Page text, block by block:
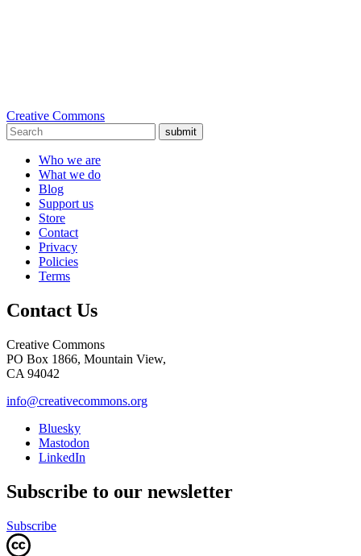
Creative Commons
submit
Who we are
What we do
Blog
Support us
Store
Contact
Privacy
Policies
Terms
Contact Us
Creative Commons
PO Box 1866, Mountain View,
CA 94042
info@creativecommons.org
Bluesky
Mastodon
LinkedIn
Subscribe to our newsletter
Subscribe